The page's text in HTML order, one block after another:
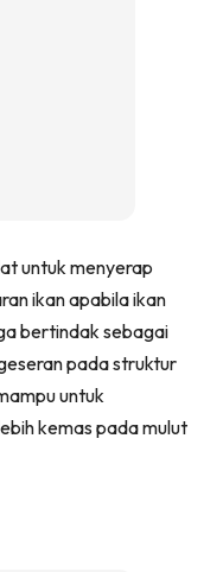
untuk menyerap
ikan apabila ikan
bertindak sebagai
pada struktur
untuk
kemas pada mulut